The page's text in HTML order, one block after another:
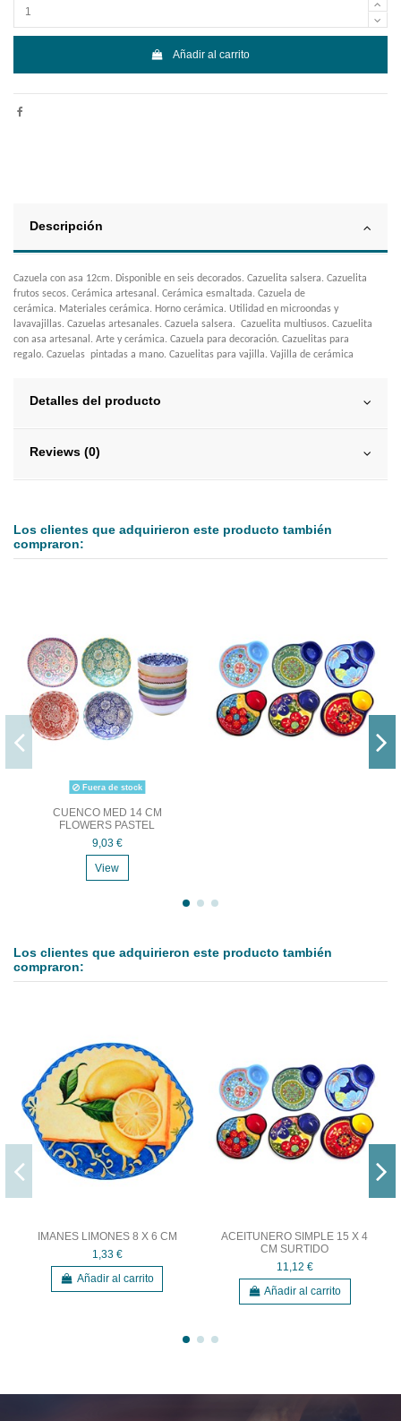
Añadir al carrito
Descripción
Cazuela con asa 12cm. Disponible en seis decorados. Cazuelita salsera. Cazuelita
frutos secos. Cerámica artesanal. Cerámica esmaltada. Cazuela de
cerámica. Materiales cerámica. Horno cerámica. Utilidad en microondas y
lavavajillas. Cazuelas artesanales. Cazuela salsera. Cazuelita multiusos. Cazuelita
con asa artesanal. Arte y cerámica. Cazuela para decoración. Cazuelitas para
regalo. Cazuelas pintadas a mano. Cazuelitas para vajilla. Vajilla de cerámica
Detalles del producto
Reviews (0)
Los clientes que adquirieron este producto también
compraron:
Fuera de stock
CUENCO MED 14 CM
FLOWERS PASTEL
9,03 €
View
Los clientes que adquirieron este producto también
compraron:
IMANES LIMONES 8 X 6 CM
1,33 €
Añadir al carrito
ACEITUNERO SIMPLE 15 X 4
CM SURTIDO
11,12 €
Añadir al carrito